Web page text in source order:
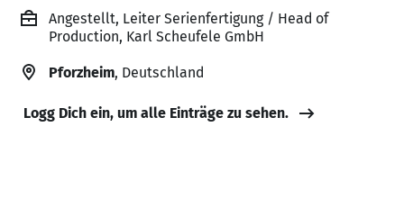
Angestellt, Leiter Serienfertigung / Head of
Production, Karl Scheufele GmbH
Pforzheim, Deutschland
Logg Dich ein, um alle Einträge zu sehen.